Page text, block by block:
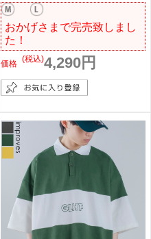
おかげさまで完売致しまし
た！
価格 4,290円
(税込)